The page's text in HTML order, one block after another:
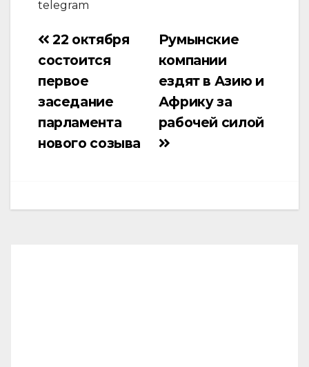
telegram
Навигация
по
Румынские
компании
ездят в Азию и
Африку за
рабочей силой
22 октября
состоится
первое
заседание
парламента
нового созыва